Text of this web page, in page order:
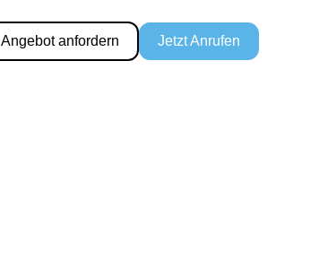
Angebot anfordern Jetzt Anrufen